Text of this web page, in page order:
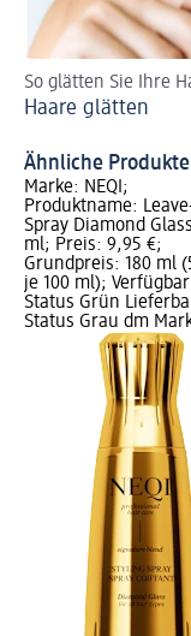
So glätten Sie Ihre
Haare glätten
Ähnliche Produkte
Marke: NEQI;
Produktname:
Spray Diamond
ml; Preis: 9,95 €;
Grundpreis: 180 ml
je 100 ml);
Status Grün
Status Grau dm